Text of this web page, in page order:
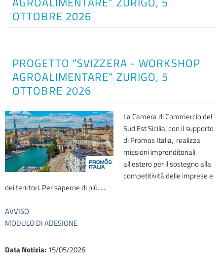
OTTOBRE 2026
PROGETTO “SVIZZERA - WORKSHOP
AGROALIMENTARE” ZURIGO, 5
OTTOBRE 2026
La Camera di Commercio del
Sud Est Sicilia, con il supporto
di Promos Italia, realizza
missioni imprenditoriali
all'estero per il sostegno alla
competitività delle imprese e
dei territori. Per saperne di più.....
AVVISO
MODULO DI ADESIONE
Data Notizia: 15/05/2026